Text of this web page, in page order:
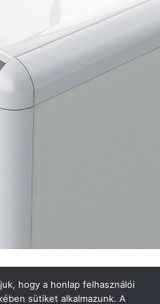
25kg
hogy a honlap felhasználói
sütiket alkalmazunk. A